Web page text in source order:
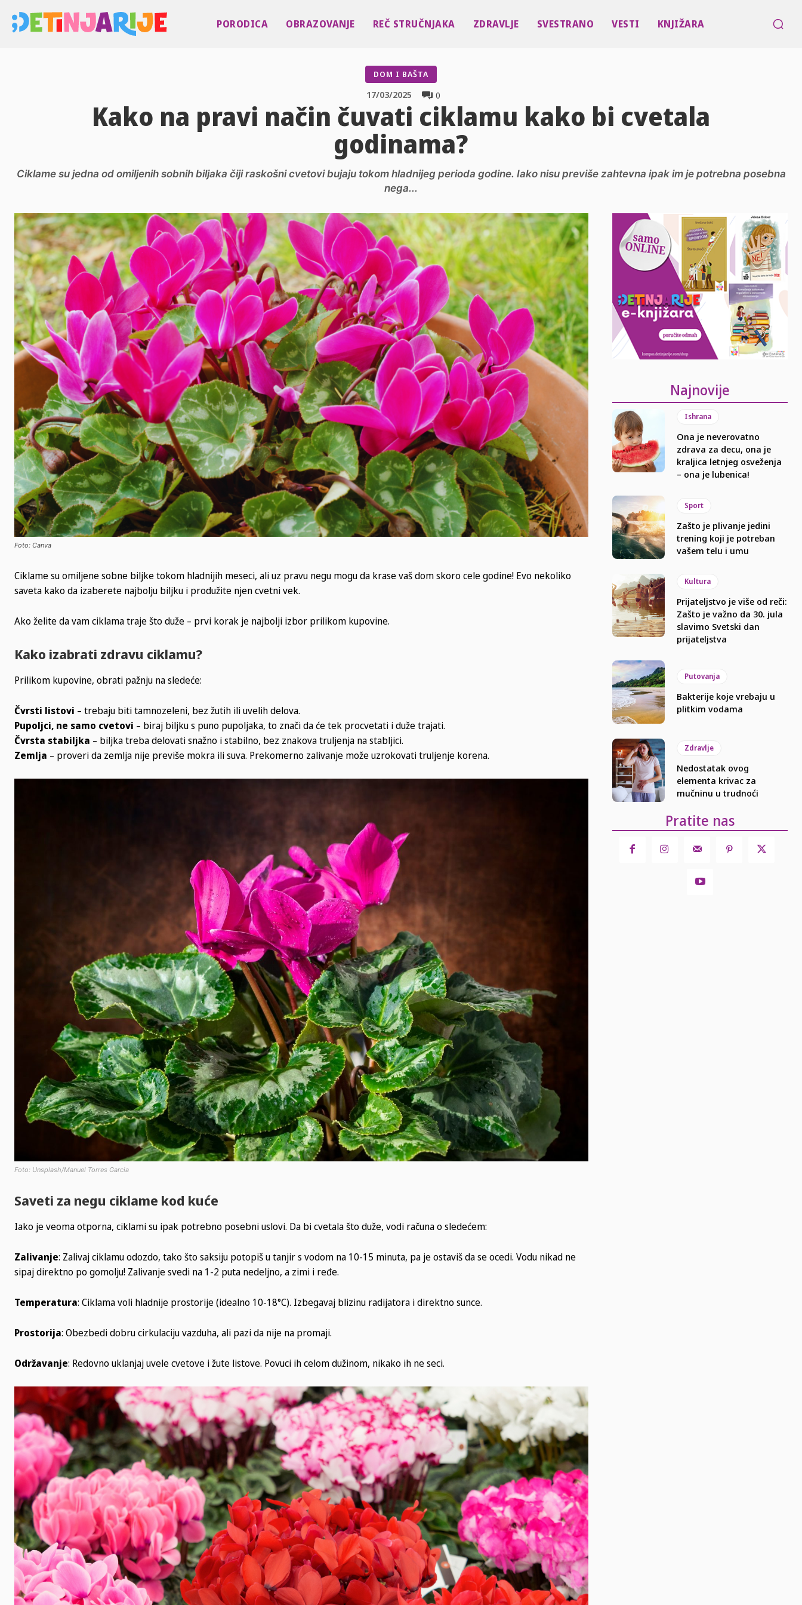
PORODICA OBRAZOVANJE REČ STRUČNJAKA ZDRAVLJE SVESTRANO VESTI KNJIŽARA
DOM I BAŠTA
0
17/03/2025
Kako na pravi način čuvati ciklamu kako bi cvetala
godinama?
Ciklame su jedna od omiljenih sobnih biljaka čiji raskošni cvetovi bujaju tokom hladnijeg perioda godine. Iako nisu previše zahtevna ipak im je potrebna posebna
nega...
Foto: Canva
Ciklame su omiljene sobne biljke tokom hladnijih meseci, ali uz pravu negu mogu da krase vaš dom skoro cele godine! Evo nekoliko
saveta kako da izaberete najbolju biljku i produžite njen cvetni vek.
Ako želite da vam ciklama traje što duže – prvi korak je najbolji izbor prilikom kupovine.
Kako izabrati zdravu ciklamu?
Prilikom kupovine, obrati pažnju na sledeće:
Čvrsti listovi – trebaju biti tamnozeleni, bez žutih ili uvelih delova.
Pupoljci, ne samo cvetovi – biraj biljku s puno pupoljaka, to znači da će tek procvetati i duže trajati.
Čvrsta stabiljka – biljka treba delovati snažno i stabilno, bez znakova truljenja na stabljici.
Zemlja – proveri da zemlja nije previše mokra ili suva. Prekomerno zalivanje može uzrokovati truljenje korena.
Foto: Unsplash/Manuel Torres Garcia
Saveti za negu ciklame kod kuće
Iako je veoma otporna, ciklami su ipak potrebno posebni uslovi. Da bi cvetala što duže, vodi računa o sledećem:
Zalivanje: Zalivaj ciklamu odozdo, tako što saksiju potopiš u tanjir s vodom na 10-15 minuta, pa je ostaviš da se ocedi. Vodu nikad ne
sipaj direktno po gomolju! Zalivanje svedi na 1-2 puta nedeljno, a zimi i ređe.
Temperatura: Ciklama voli hladnije prostorije (idealno 10-18°C). Izbegavaj blizinu radijatora i direktno sunce.
Prostorija: Obezbedi dobru cirkulaciju vazduha, ali pazi da nije na promaji.
Održavanje: Redovno uklanjaj uvele cvetove i žute listove. Povuci ih celom dužinom, nikako ih ne seci.
Najnovije
Ishrana
Ona je neverovatno
zdrava za decu, ona je
kraljica letnjeg osveženja
– ona je lubenica!
Sport
Zašto je plivanje jedini
trening koji je potreban
vašem telu i umu
Kultura
Prijateljstvo je više od reči:
Zašto je važno da 30. jula
slavimo Svetski dan
prijateljstva
Putovanja
Bakterije koje vrebaju u
plitkim vodama
Zdravlje
Nedostatak ovog
elementa krivac za
mučninu u trudnoći
Pratite nas